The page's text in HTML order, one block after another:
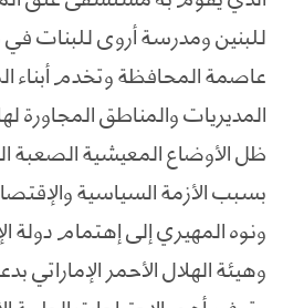
للبنين ومدرسة أروى للبنات
عاصمة المحافظة وتخدم
المديريات والمناطق
ظل الأوضاع المعيشية الصعبة
بسبب الأزمة السياسية
ونوه المهيري إلى إهتمام دولة
وهيئة الهلال الأحمر